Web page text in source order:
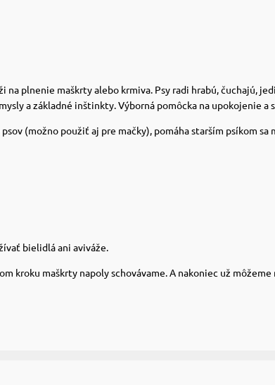
na plnenie maškrty alebo krmiva. Psy radi hrabú, čuchajú,
a základné inštinkty. Výborná pomôcka na upokojenie a
(možno použiť aj pre mačky), pomáha starším psíkom
bielidlá ani aviváže.
kroku maškrty napoly schovávame. A nakoniec už